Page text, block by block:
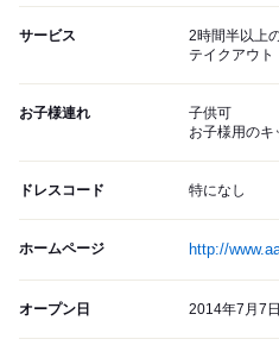
サービス
2時間半以上
テイクアウト
お子様連れ
子供可
お子様用のキ
ドレスコード 特になし
ホームページ http://
オープン日 2014年7月7日